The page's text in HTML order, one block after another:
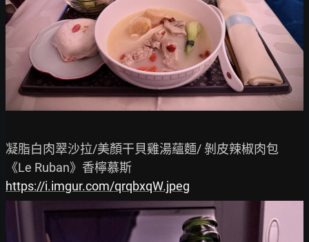
凝脂白肉翠沙拉/美顏干貝雞湯蘊麵/ 剝皮辣椒肉包
https://i.imgur.com/qrqbxqW.jpeg